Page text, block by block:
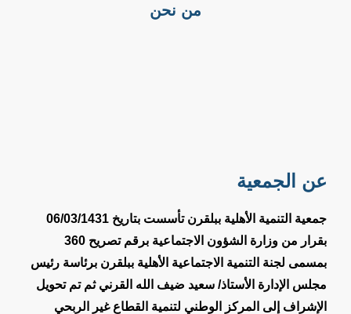
من نحن
عن الجمعية
جمعية التنمية الأهلية ببلقرن تأسست بتاريخ 06/03/1431
بقرار من وزارة الشؤون الاجتماعية برقم تصريح 360
بمسمى لجنة التنمية الاجتماعية الأهلية ببلقرن برئاسة رئيس
مجلس الإدارة الأستاذ/ سعيد ضيف الله القرني ثم تم تحويل
الإشراف إلى المركز الوطني لتنمية القطاع غير الربحي